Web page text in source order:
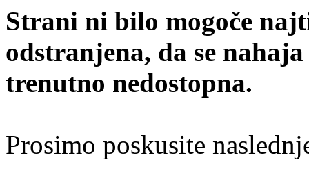
Strani ni bilo mogoče
odstranjena, da se
trenutno nedostopna.
Prosimo poskusite